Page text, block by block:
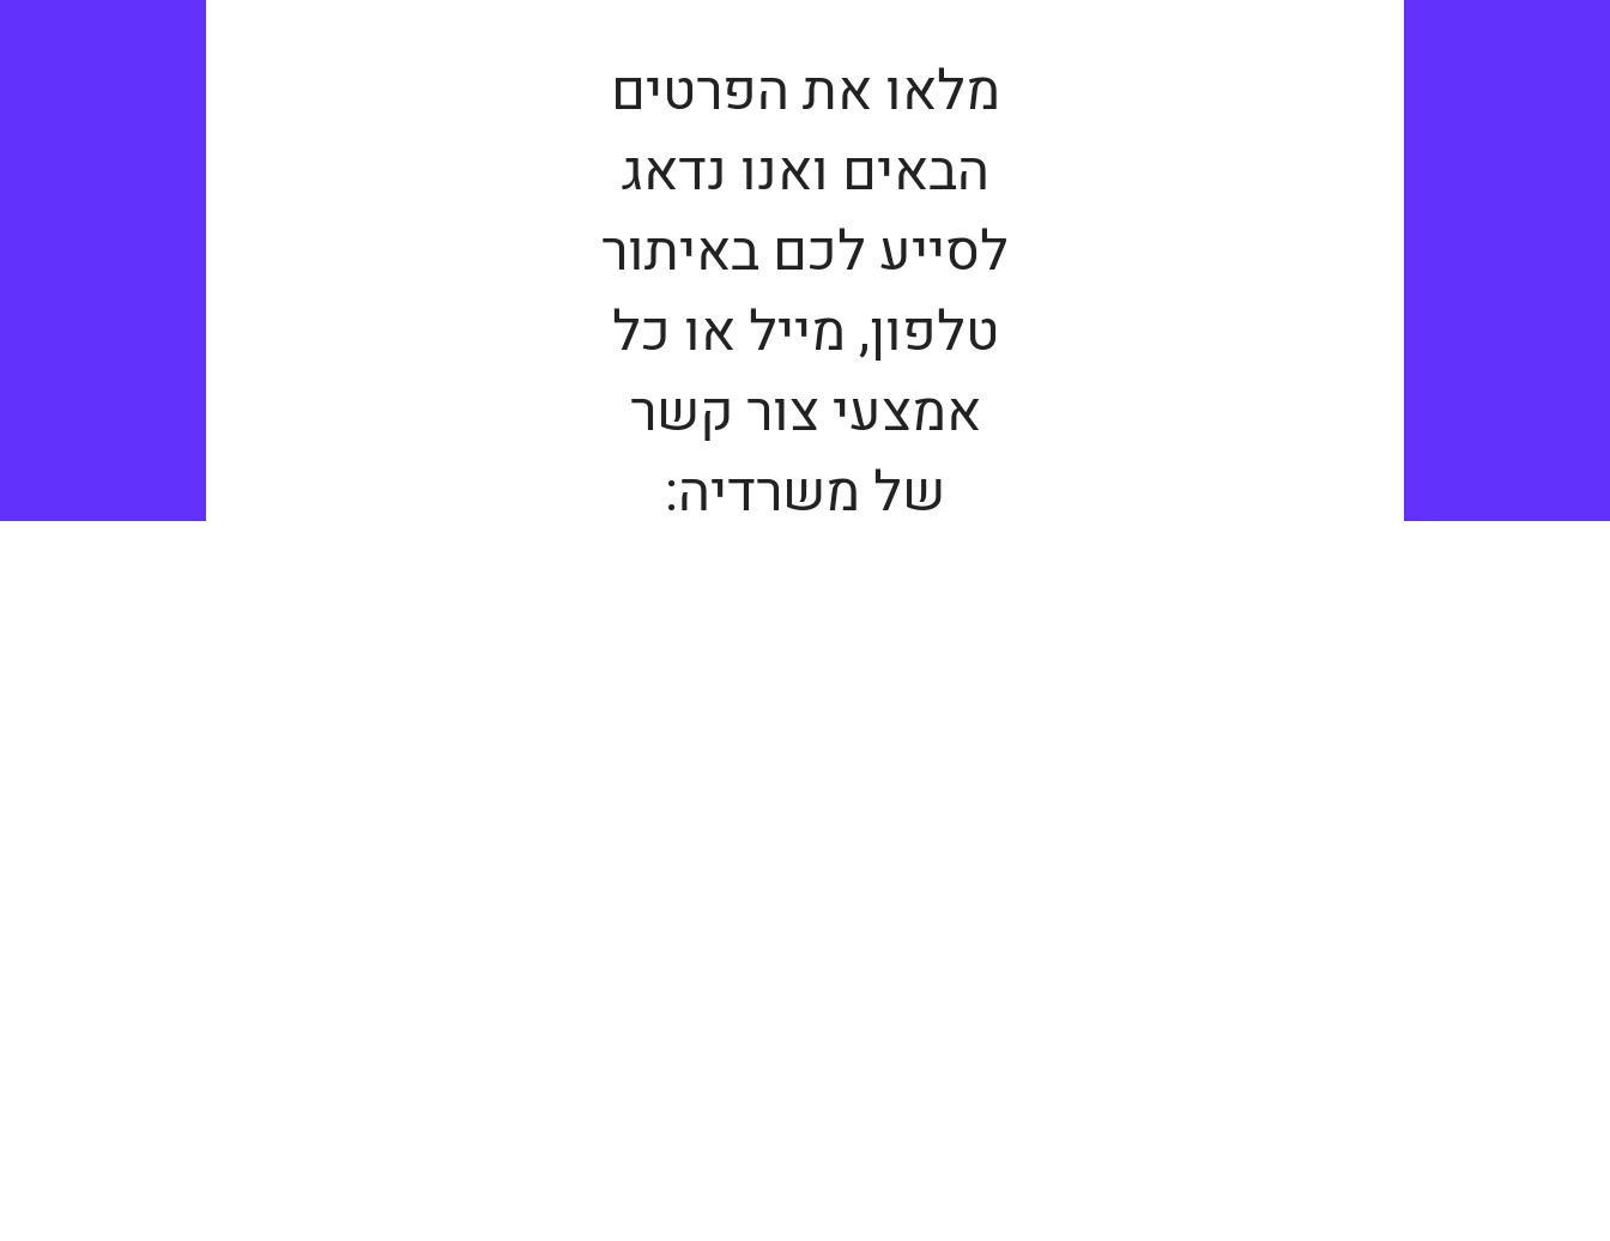
מלאו את הפרטים
הבאים ואנו נדאג
לסייע לכם באיתור
טלפון, מייל או כל
אמצעי צור קשר
של משרדיה: